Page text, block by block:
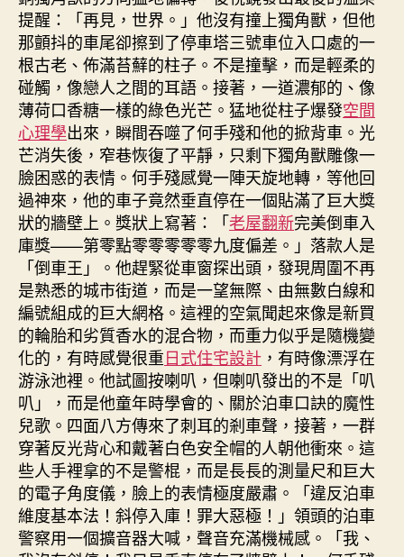
提醒：「再見，世界。」他沒有撞上獨角獸，但他
那顫抖的車尾卻擦到了停車塔三號車位入口處的一
根古老、佈滿苔蘚的柱子。不是撞擊，而是輕柔的
碰觸，像戀人之間的耳語。接著，一道濃郁的、像
薄荷口香糖一樣的綠色光芒。猛地從柱子爆發空間
心理學出來，瞬間吞噬了何手殘和他的掀背車。光
芒消失後，窄巷恢復了平靜，只剩下獨角獸雕像一
臉困惑的表情。何手殘感覺一陣天旋地轉，等他回
過神來，他的車子竟然垂直停在一個貼滿了巨大獎
狀的牆壁上。獎狀上寫著：「老屋翻新完美倒車入
庫獎——第零點零零零零零九度偏差。」落款人是
「倒車王」。他趕緊從車窗探出頭，發現周圍不再
是熟悉的城市街道，而是一望無際、由無數白線和
編號組成的巨大網格。這裡的空氣聞起來像是新買
的輪胎和劣質香水的混合物，而重力似乎是隨機變
化的，有時感覺很重日式住宅設計 ，有時像漂浮在
游泳池裡。他試圖按喇叭，但喇叭發出的不是「叭
叭」，而是他童年時學會的、關於泊車口訣的魔性
兒歌。四面八方傳來了刺耳的剎車聲，接著，一群
穿著反光背心和戴著白色安全帽的人朝他衝來。這
些人手裡拿的不是警棍，而是長長的測量尺和巨大
的電子角度儀，臉上的表情極度嚴肅。「違反泊車
維度基本法！斜停入庫！罪大惡極！」領頭的泊車
警察用一個擴音器大喊，聲音充滿機械感。「我、